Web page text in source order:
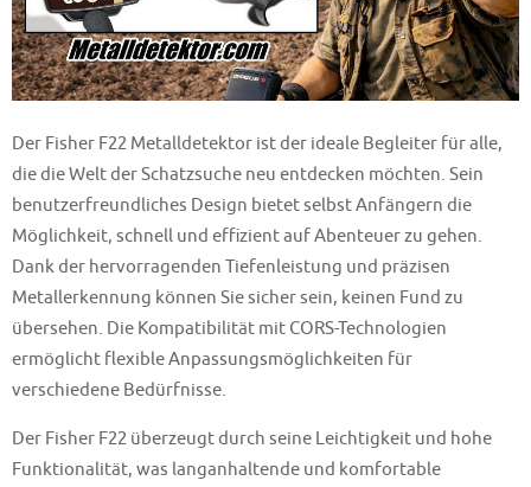
Der Fisher F22 Metalldetektor ist der ideale Begleiter für alle,
die die Welt der Schatzsuche neu entdecken möchten. Sein
benutzerfreundliches Design bietet selbst Anfängern die
Möglichkeit, schnell und effizient auf Abenteuer zu gehen.
Dank der hervorragenden Tiefenleistung und präzisen
Metallerkennung können Sie sicher sein, keinen Fund zu
übersehen. Die Kompatibilität mit CORS-Technologien
ermöglicht flexible Anpassungsmöglichkeiten für
verschiedene Bedürfnisse.
Der Fisher F22 überzeugt durch seine Leichtigkeit und hohe
Funktionalität, was langanhaltende und komfortable